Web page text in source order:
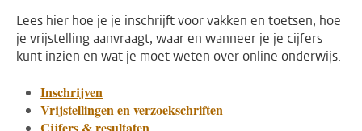
Lees hier hoe je je inschrijft voor vakken en toetsen, hoe
je vrijstelling aanvraagt, waar en wanneer je je cijfers
kunt inzien en wat je moet weten over online onderwijs.
Inschrijven
Vrijstellingen en verzoekschriften